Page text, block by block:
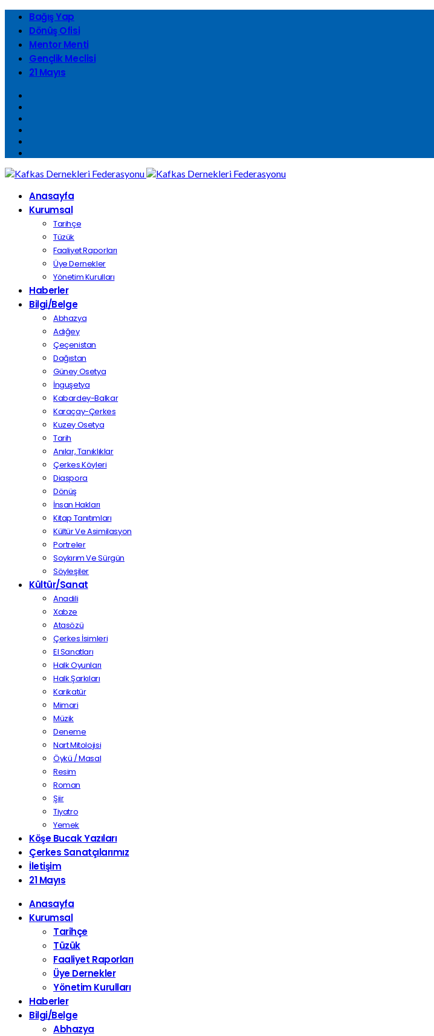
Bağış Yap
Dönüş Ofisi
Mentor Menti
Gençlik Meclisi
21 Mayıs
Anasayfa
Kurumsal
Tarihçe
Tüzük
Faaliyet Raporları
Üye Dernekler
Yönetim Kurulları
Haberler
Bilgi/Belge
Abhazya
Adığey
Çeçenistan
Dağıstan
Güney Osetya
İnguşetya
Kabardey-Balkar
Karaçay-Çerkes
Kuzey Osetya
Tarih
Anılar, Tanıklıklar
Çerkes Köyleri
Diaspora
Dönüş
İnsan Hakları
Kitap Tanıtımları
Kültür Ve Asimilasyon
Portreler
Soykırım Ve Sürgün
Söyleşiler
Kültür/Sanat
Anadili
Xabze
Atasözü
Çerkes İsimleri
El Sanatları
Halk Oyunları
Halk Şarkıları
Karikatür
Mimari
Müzik
Deneme
Nart Mitolojisi
Öykü / Masal
Resim
Roman
Şiir
Tiyatro
Yemek
Köşe Bucak Yazıları
Çerkes Sanatçılarımız
İletişim
21 Mayıs
Anasayfa
Kurumsal
Tarihçe
Tüzük
Faaliyet Raporları
Üye Dernekler
Yönetim Kurulları
Haberler
Bilgi/Belge
Abhazya